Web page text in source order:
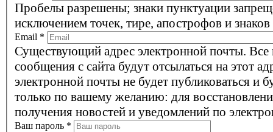
Пробелы разрешены; знаки пунктуации
исключением точек, тире, апострофов и
Email *
Существующий адрес электронной почты. Все
сообщения с сайта будут отсылаться на этот
электронной почты не будет публиковаться и
только по вашему желанию: для
получения новостей и уведомлений по
Ваш пароль *